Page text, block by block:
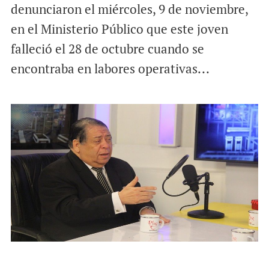
denunciaron el miércoles, 9 de noviembre,
en el Ministerio Público que este joven
falleció el 28 de octubre cuando se
encontraba en labores operativas...